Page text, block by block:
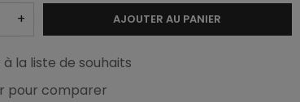
+ AJOUTER AU PANIER
la liste de souhaits
pour comparer